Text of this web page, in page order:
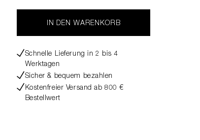
IN DEN WARENKORB
Schnelle Lieferung in 2 bis 4
Werktagen
Sicher & bequem bezahlen
Kostenfreier Versand ab 800 €
Bestellwert